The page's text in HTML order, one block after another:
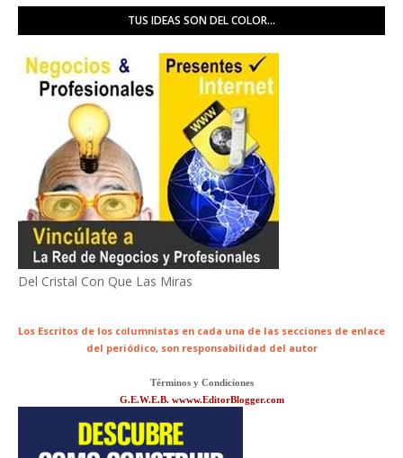
TUS IDEAS SON DEL COLOR...
Del Cristal Con Que Las Miras
Los Escritos de los columnistas en cada una de las secciones de enlace
del periódico, son responsabilidad del autor
Términos y Condiciones
G.E.W.E.B. wwww.EditorBlogger.com